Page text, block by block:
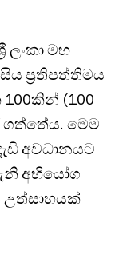
ලංකා මහ
ප්‍රතිපත්තිමය
100කින් (100
ගත්තේය. මෙම
අවධානයට
අභියෝග